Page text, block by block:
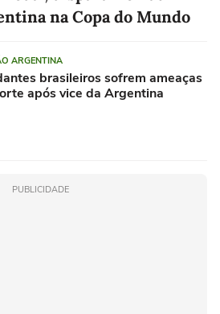
na Copa do Mundo
ARGENTINA
brasileiros sofrem ameaças
após vice da Argentina
PUBLICIDADE